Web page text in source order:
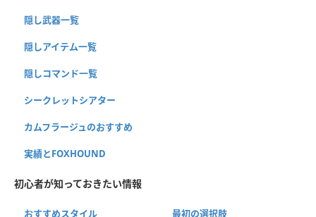
隠し武器一覧
隠しアイテム一覧
隠しコマンド一覧
シークレットシアター
カムフラージュのおすすめ
実績とFOXHOUND
初心者が知っておきたい情報
おすすめスタイル 最初の選択肢